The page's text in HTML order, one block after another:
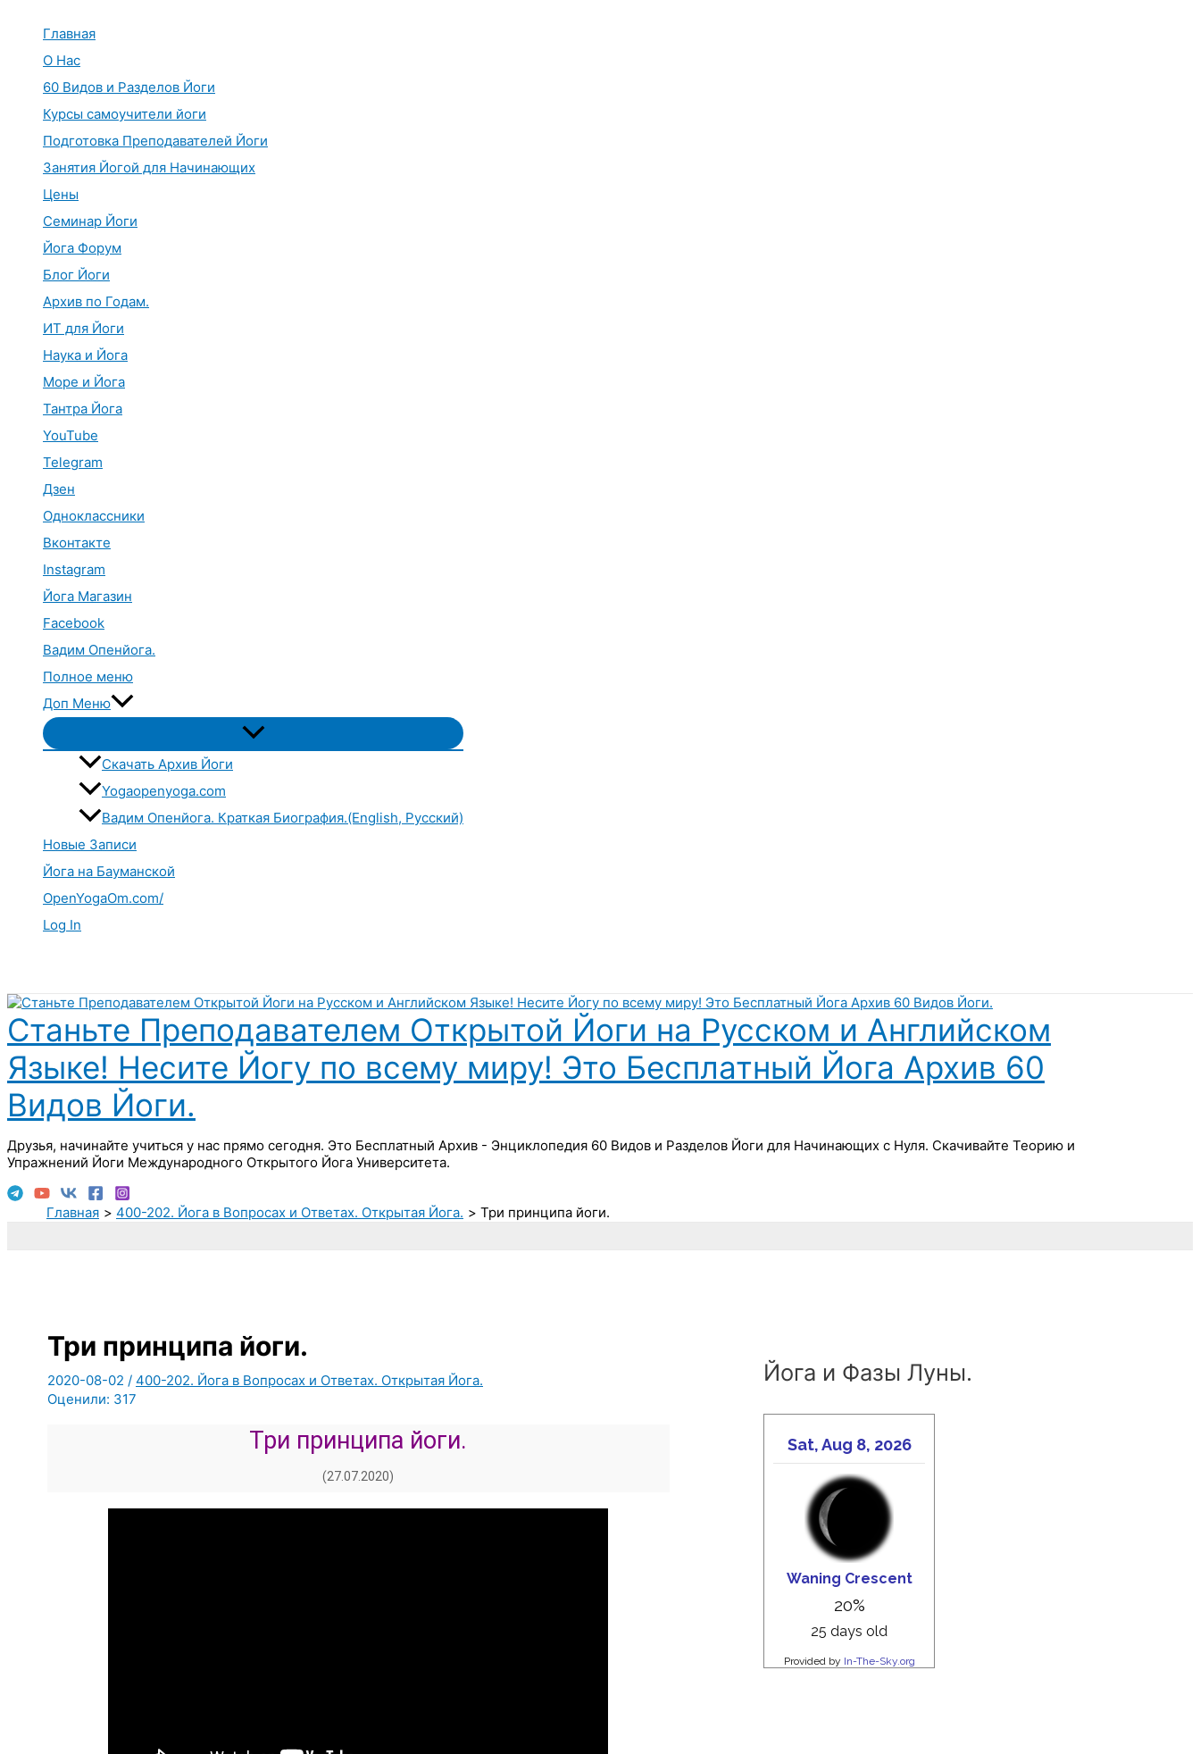
Главная
О Нас
60 Видов и Разделов Йоги
Курсы самоучители йоги
Подготовка Преподавателей Йоги
Занятия Йогой для Начинающих
Цены
Семинар Йоги
Йога Форум
Блог Йоги
Архив по Годам.
ИТ для Йоги
Наука и Йога
Море и Йога
Тантра Йога
YouTube
Telegram
Дзен
Одноклассники
Вконтакте
Instagram
Йога Магазин
Facebook
Вадим Опенйога.
Полное меню
Доп Меню
Переключатель
меню
Скачать Архив Йоги
Yogaopenyoga.com
Вадим Опенйога. Краткая Биография.(English, Русский)
Новые Записи
Йога на Бауманской
OpenYogaOm.com/
Log In
Станьте Преподавателем Открытой Йоги на Русском и Английском
Языке! Несите Йогу по всему миру! Это Бесплатный Йога Архив 60
Видов Йоги.
Друзья, начинайте учиться у нас прямо сегодня. Это Бесплатный Архив - Энциклопедия 60 Видов и Разделов Йоги для Начинающих с Нуля. Скачивайте Теорию и
Упражнений Йоги Международного Открытого Йога Университета.
Главная 400-202. Йога в Вопросах и Ответах. Открытая Йога. Три принципа йоги.
Три принципа йоги.
2020-08-02 / 400-202. Йога в Вопросах и Ответах. Открытая Йога.
Оценили: 317
Три принципа йоги.
(27.07.2020)
Йога и Фазы Луны.